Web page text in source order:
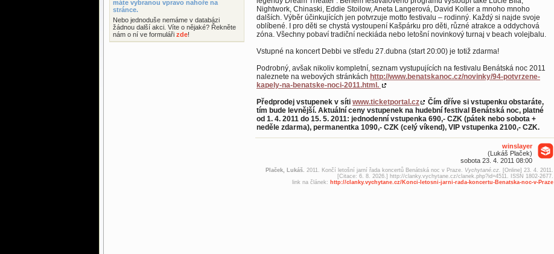
máte vybranou vpravo nahoře na
stránce.
Nebo jednoduše nemáme v databázi
žádnou další akci. Víte o nějaké? Řekněte
nám o ní ve formuláři zde!
Nightwork, Chinaski, Eddie Stoilow, Aneta Langerová, David Koller a mnoho mnoho
dalších. Výběr účinkujících jen potvrzuje motto festivalu – rodinný. Každý si najde svoje
oblíbené. I pro děti se chystá vystoupení Kašpárku pro děti, různé atrakce a oddychová
zóna. Všechny pobaví tradiční neckiáda nebo letošní novinkový turnaj v beach volejbalu.
Vstupné na koncert Debbi ve středu 27.dubna (start 20:00) je totiž zdarma!
Podrobný, avšak nikoliv kompletní, seznam vystupujících na festivalu Benátská noc 2011
naleznete na webových stránkách http://www.benatskanoc.cz/novinky/94-potvrzene-
kapely-na-benatske-noci-2011.html.
Předprodej vstupenek v síti www.ticketportal.cz
Čím dříve si vstupenku obstaráte,
tím bude levnější. Aktuální ceny vstupenek na hudební festival Benátská noc, platné
od 1. 4. 2011 do 15. 5. 2011: jednodenní vstupenka 690,- CZK (pátek nebo sobota +
neděle zdarma), permanentka 1090,- CZK (celý víkend), VIP vstupenka 2100,- CZK.
winslayer
(Lukáš Plaček)
sobota 23. 4. 2011 08:00
Plaček, Lukáš. 2011. Končí letošní jarní řada koncertů Benátská noc v Praze. Vychytané.cz. [Online] 23. 4. 2011.
[Citace: 6. 8. 2026.] http://clanky.vychytane.cz/clanek.php?id=4511. ISSN 1802-2677.
link na článek: http://clanky.vychytane.cz/Konci-letosni-jarni-rada-koncertu-Benatska-noc-v-Praze